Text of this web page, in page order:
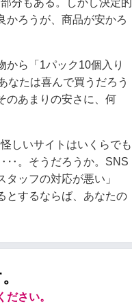
分もある。しかし決定的
かろうが、商品が安かろ
から「1パック10個入り
なたは喜んで買うだろう
のあまりの安さに、何
しいサイトはいくらでも
。そうだろうか。SNS
ッフの対応が悪い」
とするならば、あなたの
さい。